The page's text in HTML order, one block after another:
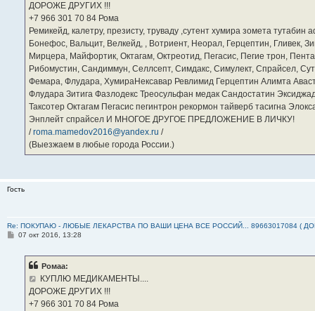
ДОРОЖЕ ДРУГИХ !!!
‪+7 966 301 70 84‬ Рома
Ремикейд, калетру, презисту, труваду ,сутент хумира зомета
Бонефос, Вальцит, Велкейд, , Вотриент, Неорал, Герцептин, Гливек,
Мирцера, Майфортик, Октагам, Октреотид, Пегасис, Пегие трон,
Рибомустин, Сандиммун, Селлсепт, Симдакс, Симулект, Спрайсел,
Фемара, Флудара, ХумираНексавар Ревлимид Герцептин Алимта
Флудара Зитига Фазлодекс Треосульфан медак Сандостатин
Таксотер Октагам Пегасис пегинтрон рекормон тайверб тасигна
Энплейт спрайсел И МНОГОЕ ДРУГОЕ ПРЕДЛОЖЕНИЕ В ЛИЧКУ!
/roma.mamedov2016@yandex.ru /
(Выезжаем в любые города России.)
Гость
Re: ПОКУПАЮ - ЛЮБЫЕ ЛЕКАРСТВА ПО ВАШИ ЦЕНА ВСЕ РОССИЙ... 89663017084 (
С07 окт 2016, 13:28
Ромаа:
КУПЛЮ МЕДИКАМЕНТЫ....
ДОРОЖЕ ДРУГИХ !!!
‪+7 966 301 70 84‬ Рома